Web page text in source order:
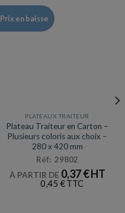
Prix en baisse
PLATEAUX TRAITEUR
Plateau Traiteur en Carton –
Plusieurs coloris aux choix –
280 x 420 mm
Réf: 29802
À PARTIR DE 0,37€
0,45 €